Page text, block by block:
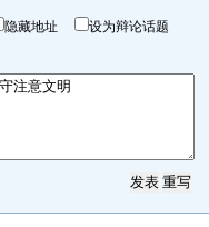
隐藏地址 设为辩论话题